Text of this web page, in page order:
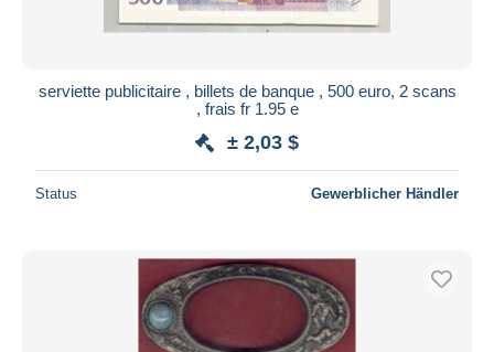
Preis
Kostenloser Versand
Zahlungsmethoden
PayPal
serviette publicitaire , billets de banque , 500 euro, 2 scans
, frais fr 1.95 e
± 2,03 $
Status Gewerblicher Händler